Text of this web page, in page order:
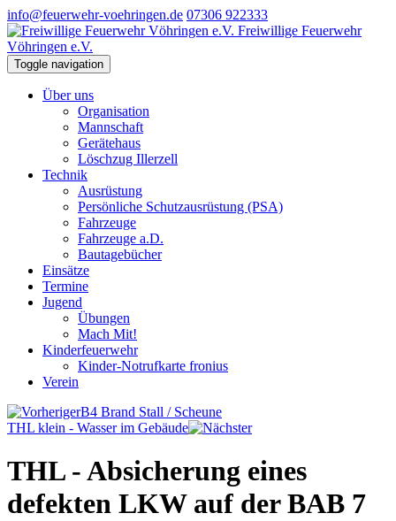
info@feuerwehr-voehringen.de 07306 922333
Freiwillige Feuerwehr
Vöhringen e.V.
Toggle navigation
Über uns
Organisation
Mannschaft
Gerätehaus
Löschzug Illerzell
Technik
Ausrüstung
Persönliche Schutzausrüstung (PSA)
Fahrzeuge
Fahrzeuge a.D.
Bautagebücher
Einsätze
Termine
Jugend
Übungen
Mach Mit!
Kinderfeuerwehr
Kinder-Notrufkarte fronius
Verein
B4 Brand Stall / Scheune
THL klein - Wasser im Gebäude
THL - Absicherung eines
defekten LKW auf der BAB 7